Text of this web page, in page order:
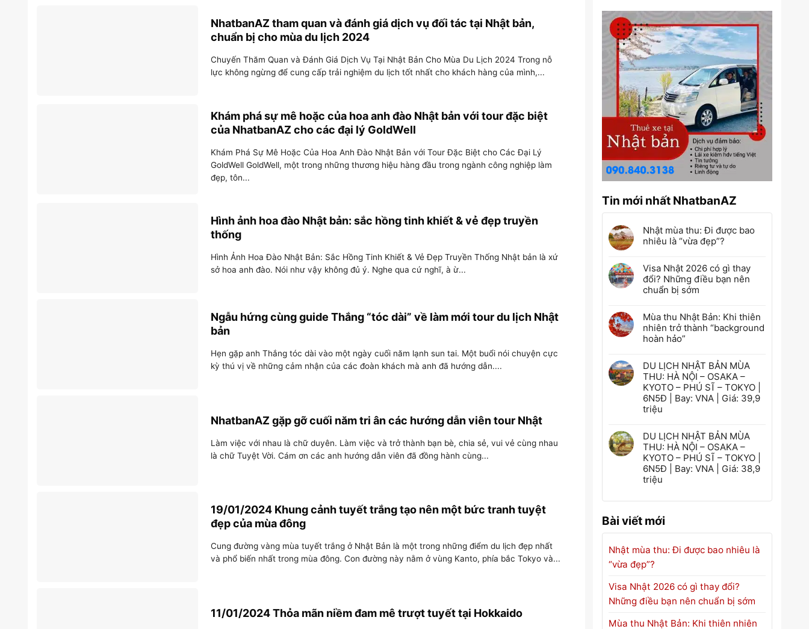
NhatbanAZ tham quan và đánh giá dịch vụ đối tác tại Nhật bản,
chuẩn bị cho mùa du lịch 2024
Chuyến Thăm Quan và Đánh Giá Dịch Vụ Tại Nhật Bản Cho Mùa Du Lịch 2024 Trong nỗ
lực không ngừng để cung cấp trải nghiệm du lịch tốt nhất cho khách hàng của mình,...
Khám phá sự mê hoặc của hoa anh đào Nhật bản với tour đặc biệt
của NhatbanAZ cho các đại lý GoldWell
Khám Phá Sự Mê Hoặc Của Hoa Anh Đào Nhật Bản với Tour Đặc Biệt cho Các Đại Lý
GoldWell GoldWell, một trong những thương hiệu hàng đầu trong ngành công nghiệp làm
đẹp, tôn...
Hình ảnh hoa đào Nhật bản: sắc hồng tinh khiết & vẻ đẹp truyền
thống
Hình Ảnh Hoa Đào Nhật Bản: Sắc Hồng Tinh Khiết & Vẻ Đẹp Truyền Thống Nhật bản là xứ
sở hoa anh đào. Nói như vậy không đủ ý. Nghe qua cứ nghĩ, à ừ...
Ngẫu hứng cùng guide Thắng “tóc dài” về làm mới tour du lịch Nhật
bản
Hẹn gặp anh Thắng tóc dài vào một ngày cuối năm lạnh sun tai. Một buổi nói chuyện cực
kỳ thú vị về những cảm nhận của các đoàn khách mà anh đã hướng dẫn....
NhatbanAZ gặp gỡ cuối năm tri ân các hướng dẫn viên tour Nhật
Làm việc với nhau là chữ duyên. Làm việc và trở thành bạn bè, chia sẻ, vui vẻ cùng nhau
là chữ Tuyệt Vời. Cám ơn các anh hướng dẫn viên đã đồng hành cùng...
19/01/2024 Khung cảnh tuyết trắng tạo nên một bức tranh tuyệt
đẹp của mùa đông
Cung đường vàng mùa tuyết trắng ở Nhật Bản là một trong những điểm du lịch đẹp nhất
và phổ biến nhất trong mùa đông. Con đường này nằm ở vùng Kanto, phía bắc Tokyo và...
11/01/2024 Thỏa mãn niềm đam mê trượt tuyết tại Hokkaido
Tin mới nhất NhatbanAZ
Nhật mùa thu: Đi được bao
nhiêu là “vừa đẹp”?
Visa Nhật 2026 có gì thay
đổi? Những điều bạn nên
chuẩn bị sớm
Mùa thu Nhật Bản: Khi thiên
nhiên trở thành “background
hoàn hảo”
DU LỊCH NHẬT BẢN MÙA
THU: HÀ NỘI – OSAKA –
KYOTO – PHÚ SĨ – TOKYO |
6N5Đ | Bay: VNA | Giá: 39,9
triệu
DU LỊCH NHẬT BẢN MÙA
THU: HÀ NỘI – OSAKA –
KYOTO – PHÚ SĨ – TOKYO |
6N5Đ | Bay: VNA | Giá: 38,9
triệu
Bài viết mới
Nhật mùa thu: Đi được bao nhiêu là
“vừa đẹp”?
Visa Nhật 2026 có gì thay đổi?
Những điều bạn nên chuẩn bị sớm
Mùa thu Nhật Bản: Khi thiên nhiên